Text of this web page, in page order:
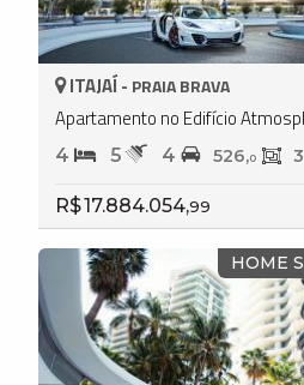
ITAJAÍ - PRAIA BRAVA
Apartamento no Edifício
4 5 4 526,0
R$ 17.884.054,99
HOME